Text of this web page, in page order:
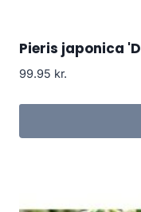
Pieris japonica
99.95 kr.